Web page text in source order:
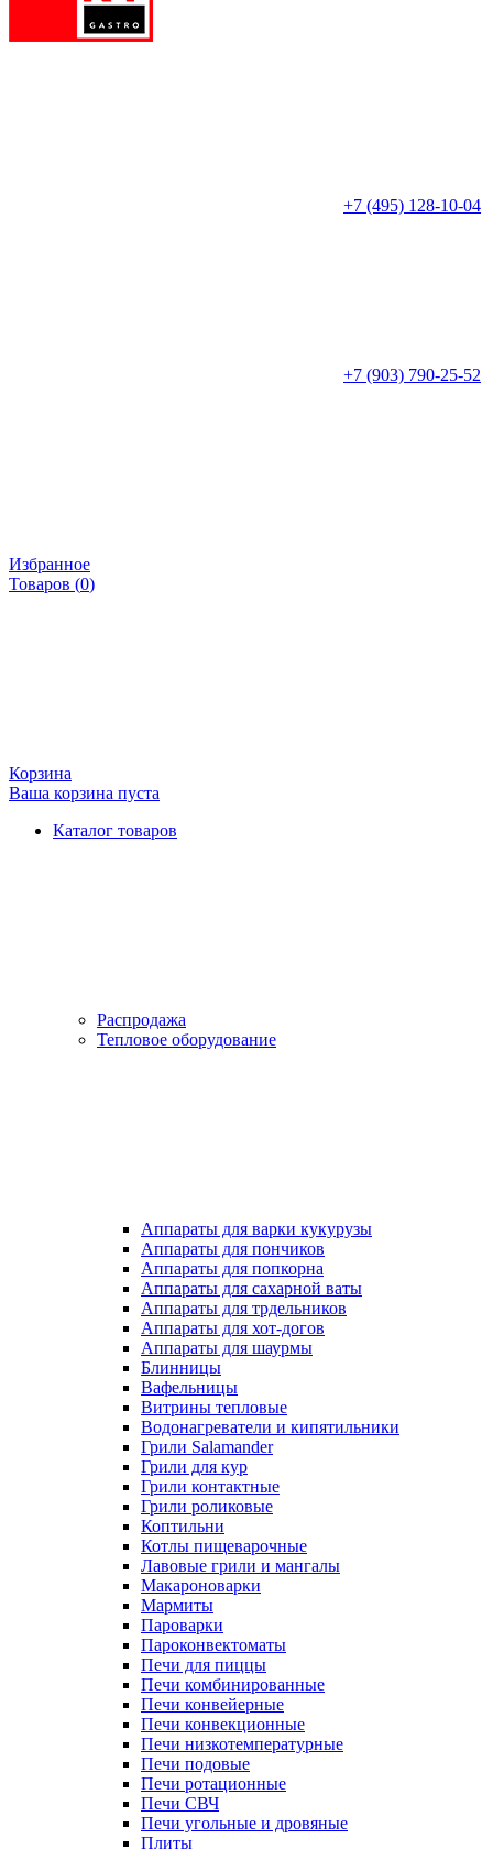
+7 (495) 128-10-04
+7 (903) 790-25-52
Избранное
Товаров (0)
Корзина
Ваша корзина пуста
Каталог товаров
Распродажа
Тепловое оборудование
Аппараты для варки кукурузы
Аппараты для пончиков
Аппараты для попкорна
Аппараты для сахарной ваты
Аппараты для трдельников
Аппараты для хот-догов
Аппараты для шаурмы
Блинницы
Вафельницы
Витрины тепловые
Водонагреватели и кипятильники
Грили Salamander
Грили для кур
Грили контактные
Грили роликовые
Коптильни
Котлы пищеварочные
Лавовые грили и мангалы
Макароноварки
Мармиты
Пароварки
Пароконвектоматы
Печи для пиццы
Печи комбинированные
Печи конвейерные
Печи конвекционные
Печи низкотемпературные
Печи подовые
Печи ротационные
Печи СВЧ
Печи угольные и дровяные
Плиты